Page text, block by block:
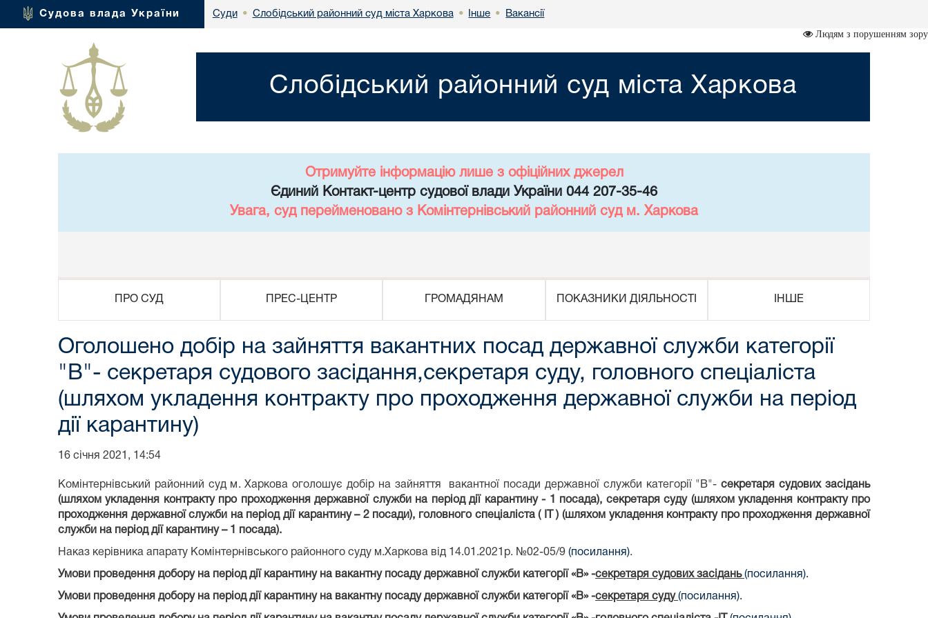
Судова влада України Суди • Слобідський районний суд міста Харкова • Інше • Вакансії
Людям з порушенням зору
Слобідський районний суд міста Харкова
Отримуйте інформацію лише з офіційних джерел
Єдиний Контакт-центр судової влади України 044 207-35-46
Увага, суд перейменовано з Комінтернівський районний суд м. Харкова
ПРО СУД ПРЕС-ЦЕНТР ГРОМАДЯНАМ ПОКАЗНИКИ ДІЯЛЬНОСТІ ІНШЕ
Оголошено добір на зайняття вакантних посад державної служби категорії
"В"- секретаря судового засідання,секретаря суду, головного спеціаліста
(шляхом укладення контракту про проходження державної служби на період
дії карантину)
16 січня 2021, 14:54
Комінтернівський районний суд м. Харкова оголошує добір на зайняття вакантної посади державної служби категорії "В"-секретаря судових засідань
(шляхом укладення контракту про проходження державної служби на період дії карантину - 1 посада), секретаря суду (шляхом укладення контракту про
проходження державної служби на період дії карантину – 2 посади), головного спеціаліста ( ІТ ) (шляхом укладення контракту про проходження державної
служби на період дії карантину – 1 посада).
Наказ керівника апарату Комінтернівського районного суду м.Харкова від 14.01.2021р. №02-05/9 (посилання).
Умови проведення добору на період дії карантину на вакантну посаду державної служби категорії «В» -секретаря судових засідань (посилання).
Умови проведення добору на період дії карантину на вакантну посаду державної служби категорії «В» -секретаря суду (посилання).